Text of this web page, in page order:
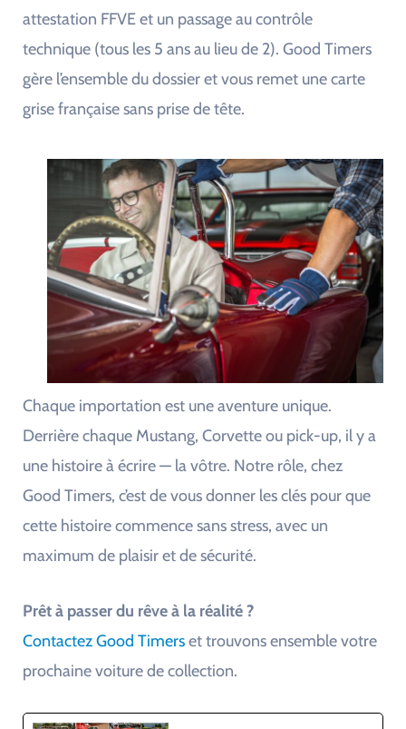
attestation FFVE et un passage au contrôle
technique (tous les 5 ans au lieu de 2). Good Timers
gère l’ensemble du dossier et vous remet une carte
grise française sans prise de tête.
Chaque importation est une aventure unique.
Derrière chaque Mustang, Corvette ou pick-up, il y a
une histoire à écrire — la vôtre. Notre rôle, chez
Good Timers, c’est de vous donner les clés pour que
cette histoire commence sans stress, avec un
maximum de plaisir et de sécurité.
Prêt à passer du rêve à la réalité ?
Contactez Good Timerset trouvons ensemble votre
prochaine voiture de collection.